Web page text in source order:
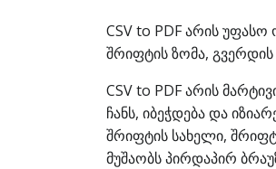
CSV to PDF არის
შრიფტის ზომა,
CSV to PDF არის
ჩანს, იბეჭდება და
შრიფტის სახელი,
მუშაობს პირდაპირ